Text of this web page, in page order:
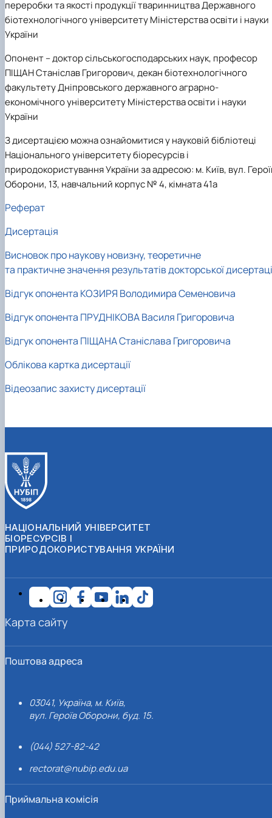
переробки та якості продукції тваринництва Державного
біотехнологічного університету Міністерства освіти і науки
України
Опонент– доктор сільськогосподарських наук, професор
ПІЩАН Станіслав Григорович, декан біотехнологічного
факультету Дніпровського державного аграрно-
економічного університету Міністерства освіти і науки
України
З дисертацією можна ознайомитися у науковій бібліотеці
Національного університету біоресурсів і
природокористування України за адресою: м. Київ, вул.
Оборони, 13, навчальний корпус № 4, кімната 41а
Реферат
Дисертація
Висновок про наукову новизну, теоретичне
та практичне значення результатів докторської
Відгук опонента КОЗИРЯ Володимира Семеновича
Відгук опонента ПРУДНІКОВА Василя Григоровича
Відгук опонента ПІЩАНА Станіслава Григоровича
Облікова картка дисертації
Відеозапис захисту дисертації
НАЦІОНАЛЬНИЙ УНІВЕРСИТЕТ
БІОРЕСУРСІВ І
ПРИРОДОКОРИСТУВАННЯ УКРАЇНИ
Поштова адреса
03041, Україна, м. Київ,
вул. Героїв Оборони, буд. 15.
(044) 527-82-42
rectorat@nubip.edu.ua
Приймальна комісія
Карта сайту